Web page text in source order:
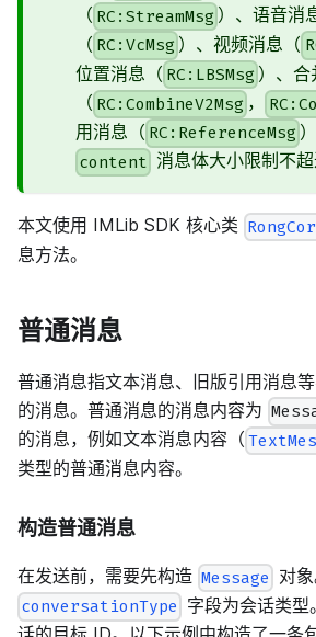
（ RC:StreamMsg ）、语音消
（ RC:VcMsg ）、视频消息（
位置消息（ RC:LBSMsg ）、合
（ RC:CombineV2Msg ，
用消息（ RC:ReferenceMsg
content 消息体大小限制不超
本文使用 IMLib SDK 核心类
息方法。
普通消息
普通消息指文本消息、旧版引用消息
的消息。普通消息的消息内容为
的消息，例如文本消息内容（
类型的普通消息内容。
构造普通消息
在发送前，需要先构造 Message 对象
conversationType 字段为会话类型。